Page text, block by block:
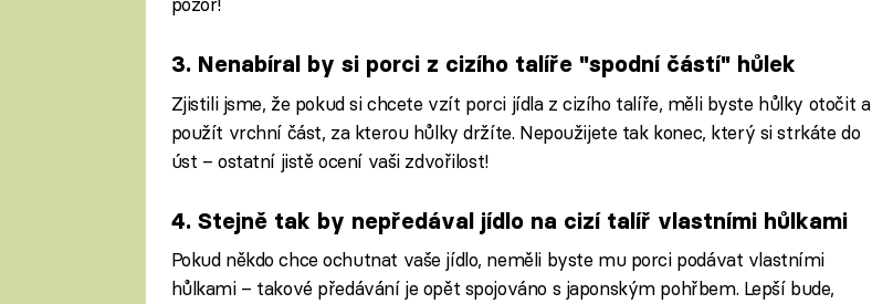
3. Nenabíral by si porci z cizího talíře "spodní částí" hůlek
Zjistili jsme, že pokud si chcete vzít porci jídla z cizího talíře, měli byste hůlky otočit a
použít vrchní část, za kterou hůlky držíte. Nepoužijete tak konec, který si strkáte do
úst – ostatní jistě ocení vaši zdvořilost!
4. Stejně tak by nepředával jídlo na cizí talíř vlastními hůlkami
Pokud někdo chce ochutnat vaše jídlo, neměli byste mu porci podávat vlastními
hůlkami – takové předávání je opět spojováno s japonským pohřbem. Lepší bude,